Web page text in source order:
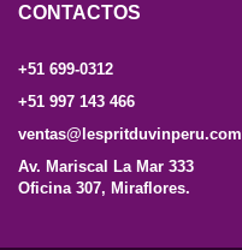
CONTACTOS
+51 699-0312
+51 997 143 466
ventas@lespritduvinperu.com
Av. Mariscal La Mar 333
Oficina 307, Miraflores.